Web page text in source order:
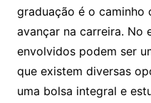
graduação é o caminho
avançar na carreira. No
envolvidos podem ser
que existem diversas
uma bolsa integral e